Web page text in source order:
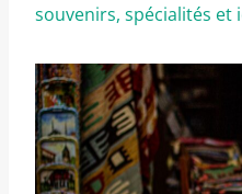
souvenirs, spécialités et